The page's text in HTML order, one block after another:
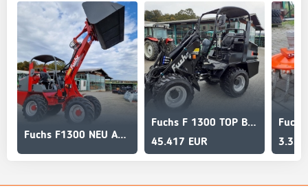
Fuchs F1300 NEU AKTION mit Österreichpaket
Fuchs F 1300 TOP Black Edition Vollausstattung
45.417 EUR
3.350